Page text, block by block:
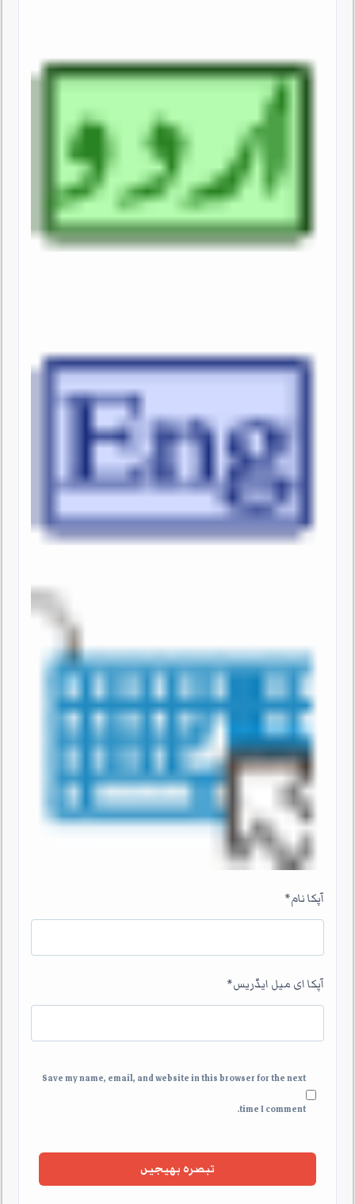
آپکا نام*
آپکا ای میل ایڈریس*
Save my name, email, and website in this browser for the next
time I comment.